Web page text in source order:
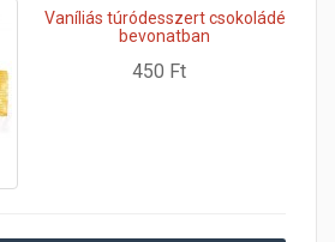
Vaníliás túródesszert csokoládé
bevonatban
450 Ft